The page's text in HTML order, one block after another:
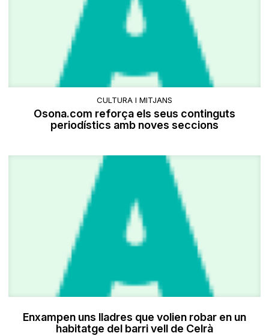
CULTURA I MITJANS
Osona.com reforça els seus continguts
periodístics amb noves seccions
Enxampen uns lladres que volien robar en un
habitatge del barri vell de Celrà